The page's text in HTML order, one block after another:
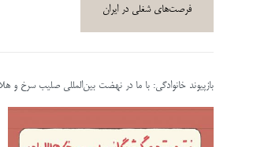
فرصت‌های شغلی در ایران
بازپیوند خانوادگی: با ما در نهضت بین‌المللی صلیب سرخ و